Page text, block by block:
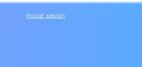
Iniciar sesión